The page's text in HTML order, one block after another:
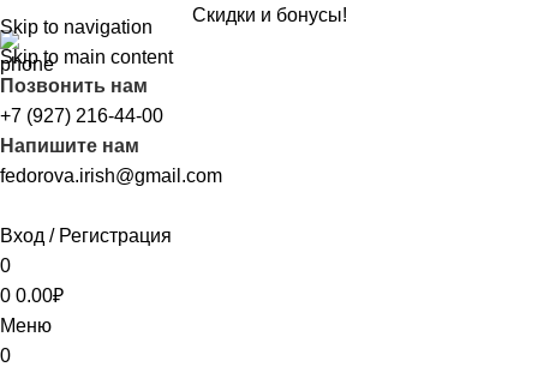
Skip to navigation
Skip to main content
Скидки и бонусы!
Позвонить нам
+7 (927) 216-44-00
Напишите нам
fedorova.irish@gmail.com
Вход / Регистрация
0
0 0.00₽
Меню
0